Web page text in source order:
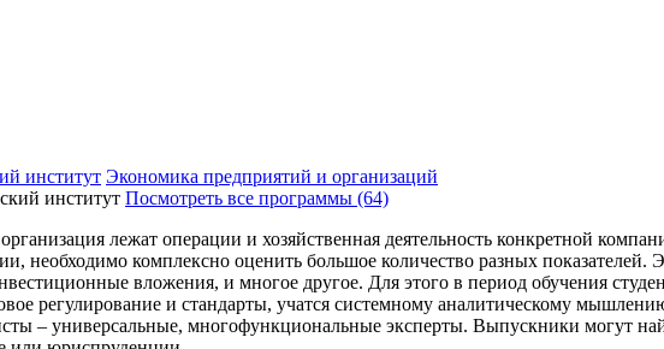
институт Экономика предприятий и организаций
Посмотреть все программы (64)
лежат операции и хозяйственная деятельность конкретной
необходимо комплексно оценить большое количество разных
вложения, и многое другое. Для этого в период обучения
регулирование и стандарты, учатся системному аналитическому
– универсальные, многофункциональные эксперты. Выпускники могут